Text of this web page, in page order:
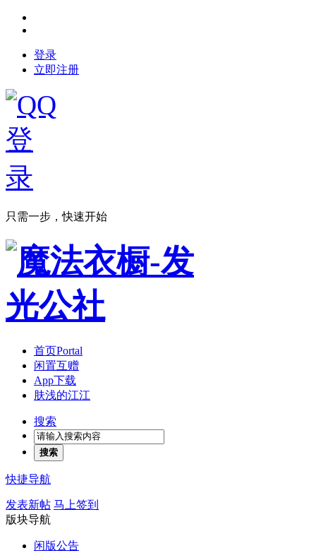
登录
立即注册
只需一步，快速开始
首页Portal
闲置互赠
App下载
肤浅的江江
搜索
搜索
快捷导航
发表新帖 马上签到
版块导航
闲版公告